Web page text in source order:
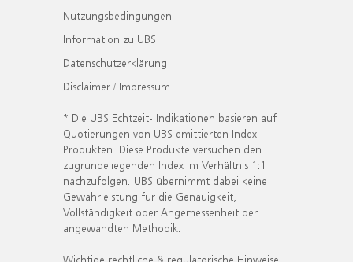
Nutzungsbedingungen
Information zu UBS
Datenschutzerklärung
Disclaimer / Impressum
* Die UBS Echtzeit- Indikationen basieren auf
Quotierungen von UBS emittierten Index-
Produkten. Diese Produkte versuchen den
zugrundeliegenden Index im Verhältnis 1:1
nachzufolgen. UBS übernimmt dabei keine
Gewährleistung für die Genauigkeit,
Vollständigkeit oder Angemessenheit der
angewandten Methodik.